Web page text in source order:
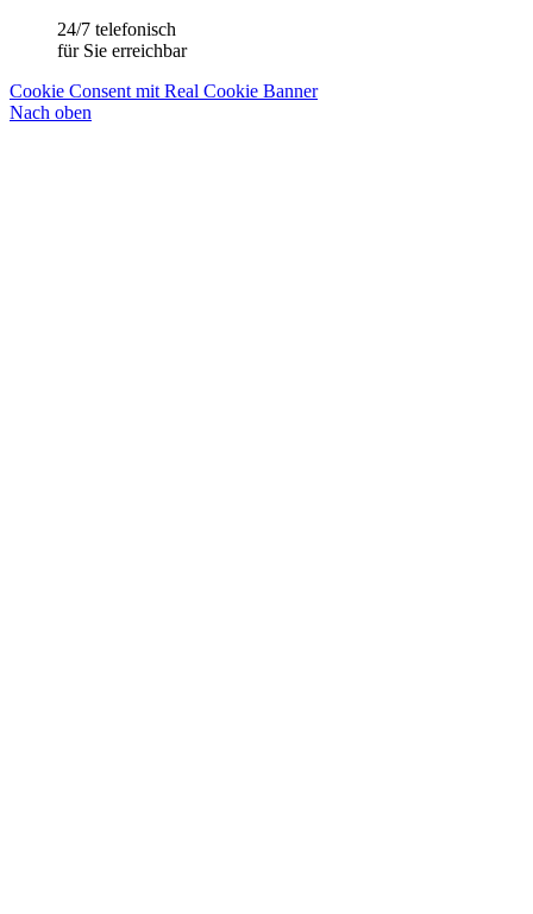
24/7 telefonisch
für Sie erreichbar
Cookie Consent mit Real Cookie Banner
Nach oben